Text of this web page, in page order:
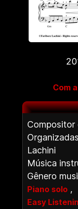
Com
Compositor
Lachini
Música
Gênero
Piano solo ,
Easy